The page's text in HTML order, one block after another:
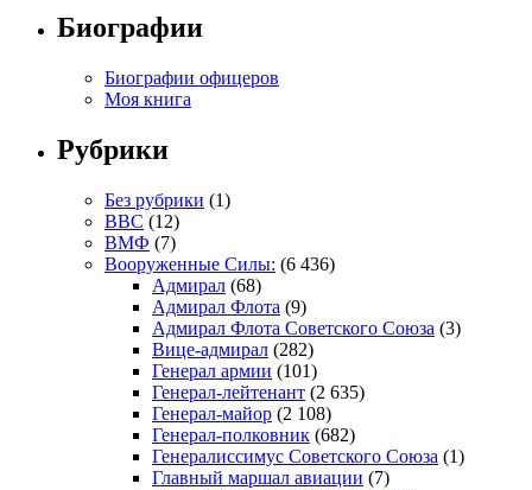
Биографии
Биографии офицеров
Моя книга
Рубрики
Без рубрики (1)
ВВС (12)
ВМФ (7)
Вооруженные Силы: (6 436)
Адмирал (68)
Адмирал Флота (9)
Адмирал Флота Советского Союза (3)
Вице-адмирал (282)
Генерал армии (101)
Генерал-лейтенант (2 635)
Генерал-майор (2 108)
Генерал-полковник (682)
Генералиссимус Советского Союза (1)
Главный маршал авиации (7)